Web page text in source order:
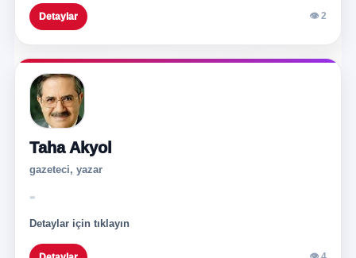
Detaylar 👁 2
Taha Akyol
gazeteci, yazar
-
Detaylar için tıklayın